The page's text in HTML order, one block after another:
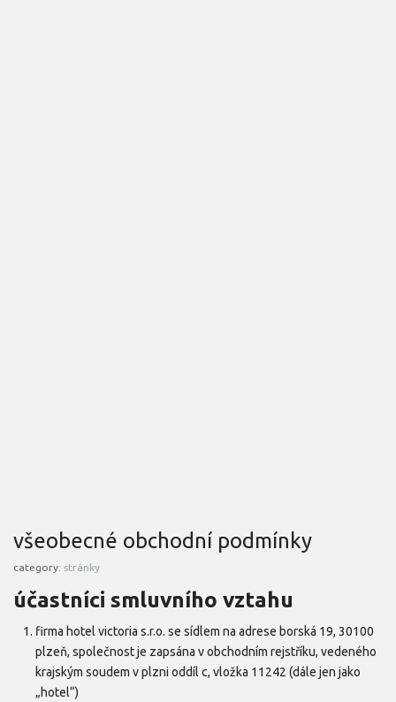
všeobecné obchodní podmínky
category: stránky
účastníci smluvního vztahu
firma hotel victoria s.r.o. se sídlem na adrese borská 19, 30100
plzeň, společnost je zapsána v obchodním rejstříku, vedeného
krajským soudem v plzni oddíl c, vložka 11242 (dále jen jako
„hotel“)